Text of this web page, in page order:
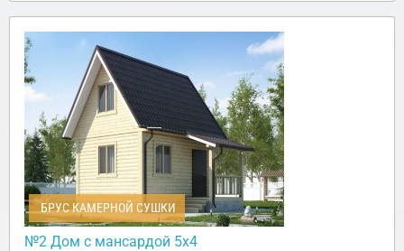
БРУС КАМЕРНОЙ СУШКИ
№2 Дом с мансардой 5х4